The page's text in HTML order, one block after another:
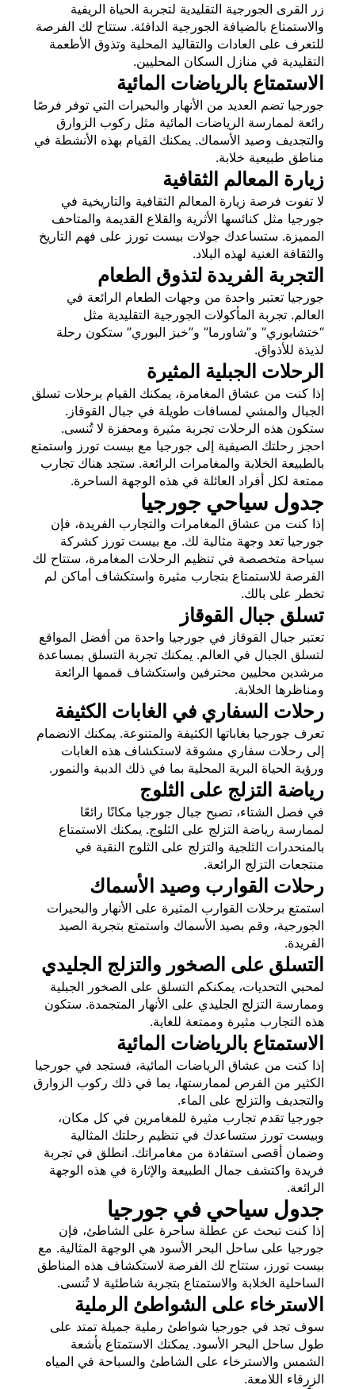
زر القرى الجورجية التقليدية لتجربة الحياة الريفية
والاستمتاع بالضيافة الجورجية الدافئة. ستتاح لك الفرصة
للتعرف على العادات والتقاليد المحلية وتذوق الأطعمة
التقليدية في منازل السكان المحليين.
الاستمتاع بالرياضات المائية
جورجيا تضم العديد من الأنهار والبحيرات التي توفر فرصًا
رائعة لممارسة الرياضات المائية مثل ركوب الزوارق
والتجديف وصيد الأسماك. يمكنك القيام بهذه الأنشطة في
مناطق طبيعية خلابة.
زيارة المعالم الثقافية
لا تفوت فرصة زيارة المعالم الثقافية والتاريخية في
جورجيا مثل كنائسها الأثرية والقلاع القديمة والمتاحف
المميزة. ستساعدك جولات بيست تورز على فهم التاريخ
والثقافة الغنية لهذه البلاد.
التجربة الفريدة لتذوق الطعام
جورجيا تعتبر واحدة من وجهات الطعام الرائعة في
العالم. تجربة المأكولات الجورجية التقليدية مثل
“ختشابوري” و”شاورما” و”خبز البوري” ستكون رحلة
لذيذة للأذواق.
الرحلات الجبلية المثيرة
إذا كنت من عشاق المغامرة، يمكنك القيام برحلات تسلق
الجبال والمشي لمسافات طويلة في جبال القوقاز.
ستكون هذه الرحلات تجربة مثيرة ومحفزة لا تُنسى.
احجز رحلتك الصيفية إلى جورجيا مع بيست تورز واستمتع
بالطبيعة الخلابة والمغامرات الرائعة. ستجد هناك تجارب
ممتعة لكل أفراد العائلة في هذه الوجهة الساحرة.
جدول سياحي جورجيا
إذا كنت من عشاق المغامرات والتجارب الفريدة، فإن
جورجيا تعد وجهة مثالية لك. مع بيست تورز كشركة
سياحة متخصصة في تنظيم الرحلات المغامرة، ستتاح لك
الفرصة للاستمتاع بتجارب مثيرة واستكشاف أماكن لم
تخطر على بالك.
تسلق جبال القوقاز
تعتبر جبال القوقاز في جورجيا واحدة من أفضل المواقع
لتسلق الجبال في العالم. يمكنك تجربة التسلق بمساعدة
مرشدين محليين محترفين واستكشاف قممها الرائعة
ومناظرها الخلابة.
رحلات السفاري في الغابات الكثيفة
تعرف جورجيا بغاباتها الكثيفة والمتنوعة. يمكنك الانضمام
إلى رحلات سفاري مشوقة لاستكشاف هذه الغابات
ورؤية الحياة البرية المحلية بما في ذلك الدببة والنمور.
رياضة التزلج على الثلوج
في فصل الشتاء، تصبح جبال جورجيا مكانًا رائعًا
لممارسة رياضة التزلج على الثلوج. يمكنك الاستمتاع
بالمنحدرات الثلجية والتزلج على الثلوج النقية في
منتجعات التزلج الرائعة.
رحلات القوارب وصيد الأسماك
استمتع برحلات القوارب المثيرة على الأنهار والبحيرات
الجورجية، وقم بصيد الأسماك واستمتع بتجربة الصيد
الفريدة.
التسلق على الصخور والتزلج الجليدي
لمحبي التحديات، يمكنكم التسلق على الصخور الجبلية
وممارسة التزلج الجليدي على الأنهار المتجمدة. ستكون
هذه التجارب مثيرة وممتعة للغاية.
الاستمتاع بالرياضات المائية
إذا كنت من عشاق الرياضات المائية، فستجد في جورجيا
الكثير من الفرص لممارستها، بما في ذلك ركوب الزوارق
والتجديف والتزلج على الماء.
جورجيا تقدم تجارب مثيرة للمغامرين في كل مكان،
وبيست تورز ستساعدك في تنظيم رحلتك المثالية
وضمان أقصى استفادة من مغامراتك. انطلق في تجربة
فريدة واكتشف جمال الطبيعة والإثارة في هذه الوجهة
الرائعة.
جدول سياحي في جورجيا
إذا كنت تبحث عن عطلة ساحرة على الشاطئ، فإن
جورجيا على ساحل البحر الأسود هي الوجهة المثالية. مع
بيست تورز، ستتاح لك الفرصة لاستكشاف هذه المناطق
الساحلية الخلابة والاستمتاع بتجربة شاطئية لا تُنسى.
الاسترخاء على الشواطئ الرملية
سوف تجد في جورجيا شواطئ رملية جميلة تمتد على
طول ساحل البحر الأسود. يمكنك الاستمتاع بأشعة
الشمس والاسترخاء على الشاطئ والسباحة في المياه
الزرقاء اللامعة.